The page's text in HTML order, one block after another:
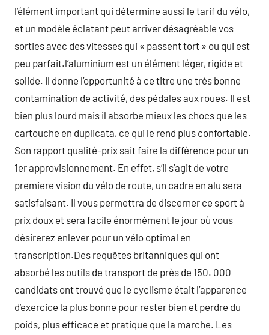
l’élément important qui détermine aussi le tarif du vélo,
et un modèle éclatant peut arriver désagréable vos
sorties avec des vitesses qui « passent tort » ou qui est
peu parfait.l’aluminium est un élément léger, rigide et
solide. Il donne l’opportunité à ce titre une très bonne
contamination de activité, des pédales aux roues. Il est
bien plus lourd mais il absorbe mieux les chocs que les
cartouche en duplicata, ce qui le rend plus confortable.
Son rapport qualité-prix sait faire la différence pour un
1er approvisionnement. En effet, s’il s’agit de votre
premiere vision du vélo de route, un cadre en alu sera
satisfaisant. Il vous permettra de discerner ce sport à
prix doux et sera facile énormément le jour où vous
désirerez enlever pour un vélo optimal en
transcription.Des requêtes britanniques qui ont
absorbé les outils de transport de près de 150. 000
candidats ont trouvé que le cyclisme était l’apparence
d’exercice la plus bonne pour rester bien et perdre du
poids, plus efficace et pratique que la marche. Les